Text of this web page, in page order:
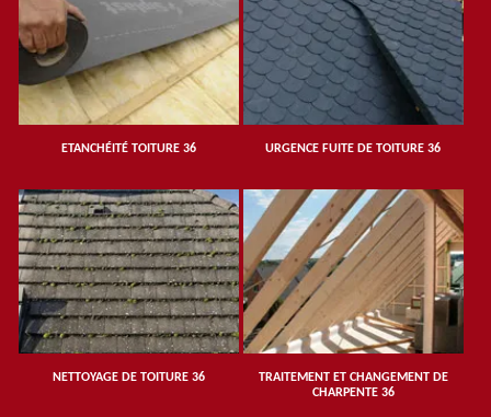
ETANCHÉITÉ TOITURE 36 URGENCE FUITE DE TOITURE 36
NETTOYAGE DE TOITURE 36
TRAITEMENT ET CHANGEMENT DE
CHARPENTE 36